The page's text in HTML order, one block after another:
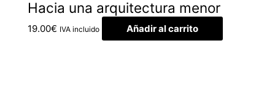
Hacia una arquitectura menor
19.00€ IVA incluido Añadir al carrito